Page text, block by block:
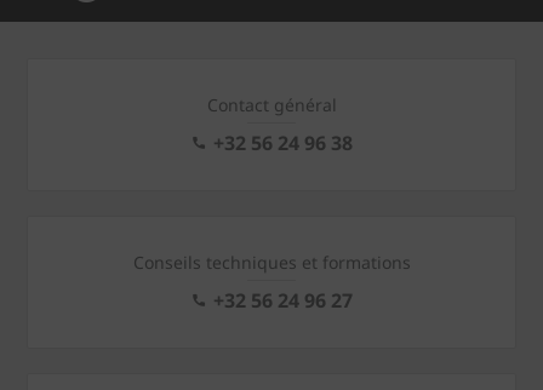
Contact général
+32 56 24 96 38
Conseils techniques et formations
+32 56 24 96 27